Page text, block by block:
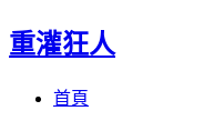
重灌狂人
首頁